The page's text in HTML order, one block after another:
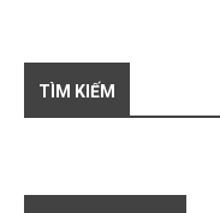
TÌM KIẾM